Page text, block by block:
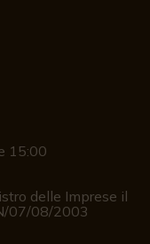
15:00
delle Imprese il
07/08/2003